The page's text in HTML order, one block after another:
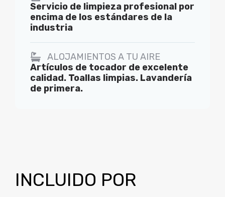
Servicio de limpieza profesional por
encima de los estándares de la
industria
ALOJAMIENTOS A TU AIRE
Artículos de tocador de excelente
calidad. Toallas limpias. Lavandería
de primera.
INCLUIDO POR